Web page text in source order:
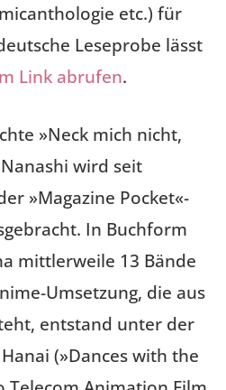
etc.) für
Leseprobe lässt
Link abrufen.
»Neck mich nicht,
wird seit
»Magazine Pocket«-
In Buchform
mittlerweile 13 Bände
Umsetzung, die aus
entstand unter der
(»Dances with the